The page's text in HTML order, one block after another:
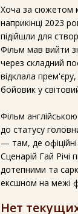
Хоча за сюжетом
наприкінці 2023
підійшли для
Фільм мав вийти
через складний
відклала
бойовик у
Фільм
до статусу
— там, де
Сценарій Гай
дотепними та
ексшном на межі
Нет